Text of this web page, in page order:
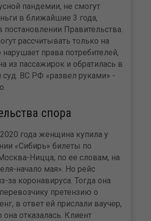
пандемии, не смогут
в ближайшие 3 года,
постановлении Правительства.
рассчитывать только на
нарушает права потребителей,
из пассажирок и обратилась в
ВС РФ «развел руками» -
спора
года женщина купила у
«Сибирь» билеты по
Ницца, по ее словам, на
начало мая». Но рейс
за коронавируса. Тогда она
претензию о
в ответ ей прислали ваучер,
она отказалась. Клиент